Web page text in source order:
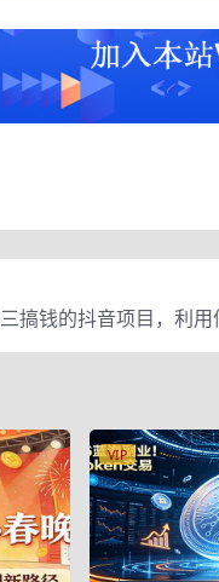
搞钱的抖音项目，利
VIP